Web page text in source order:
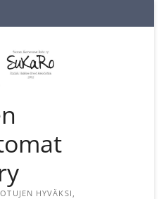
HYVÄKSI,